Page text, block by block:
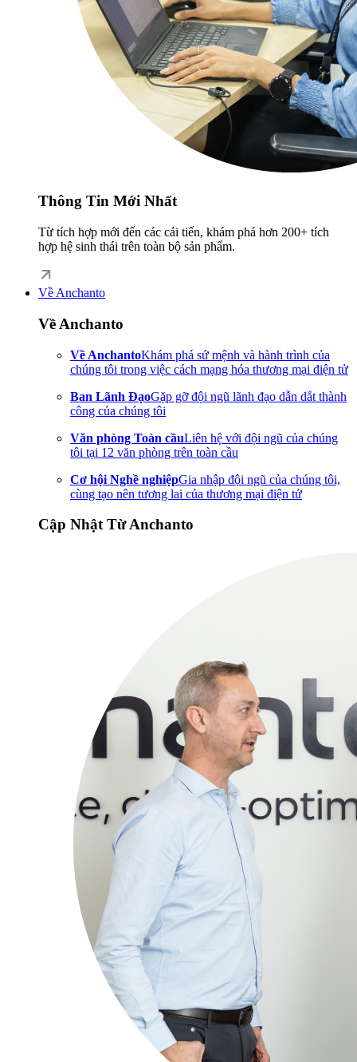
Thông Tin Mới Nhất
Từ tích hợp mới đến các cải tiến, khám phá hơn 200+ tích
hợp hệ sinh thái trên toàn bộ sản phẩm.
Về Anchanto
Về Anchanto
Về AnchantoKhám phá sứ mệnh và hành trình của
chúng tôi trong việc cách mạng hóa thương mại điện tử
Ban Lãnh ĐạoGặp gỡ đội ngũ lãnh đạo dẫn dắt thành
công của chúng tôi
Văn phòng Toàn cầuLiên hệ với đội ngũ của chúng
tôi tại 12 văn phòng trên toàn cầu
Cơ hội Nghề nghiệpGia nhập đội ngũ của chúng tôi,
cùng tạo nên tương lai của thương mại điện tử
Cập Nhật Từ Anchanto